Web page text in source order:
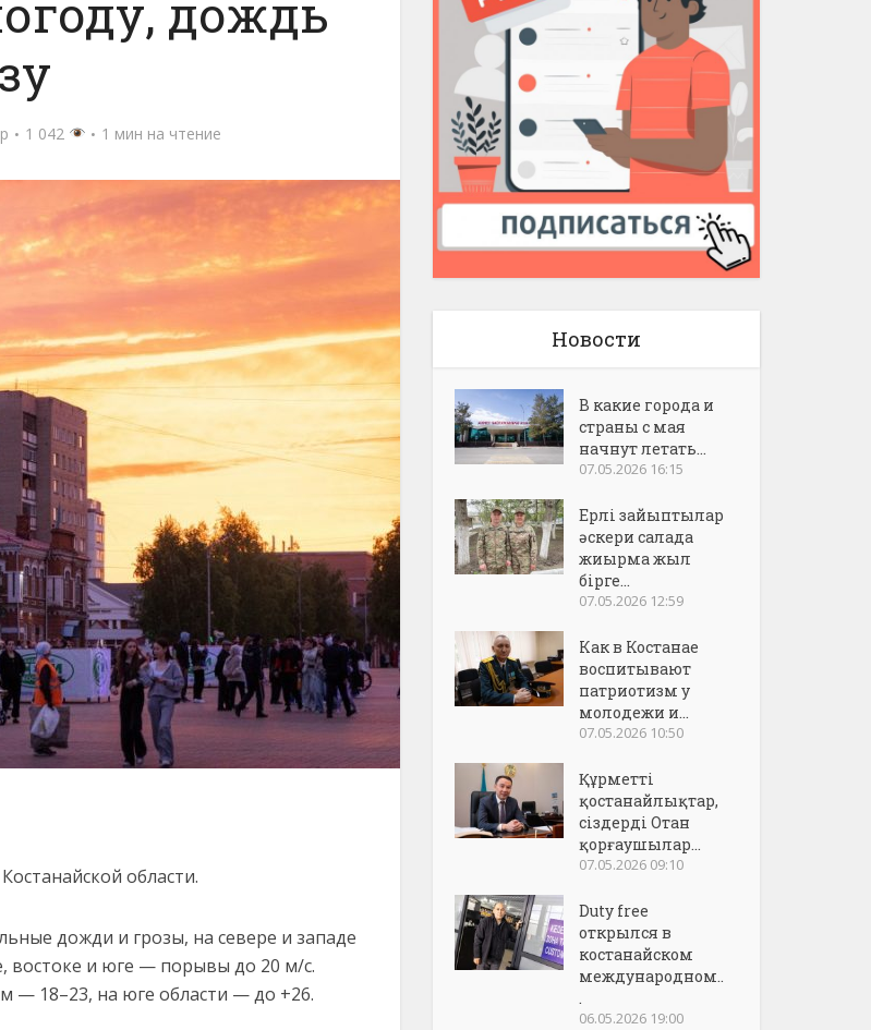
дождь
1 042 1 мин на чтение
области.
дожди и грозы, на севере и западе
востоке и юге — порывы до 20 м/с.
— 18–23, на юге области — до +26.
Новости
В какие города и
страны с мая
начнут летать...
07.05.2026 16:15
Ерлі зайыптылар
әскери салада
жиырма жыл
бірге...
07.05.2026 12:59
Как в Костанае
воспитывают
патриотизм у
молодежи и...
07.05.2026 10:50
Құрметті
қостанайлықтар,
сіздерді Отан
қорғаушылар...
07.05.2026 09:10
Duty free
открылся в
костанайском
международном..
.
06.05.2026 19:00